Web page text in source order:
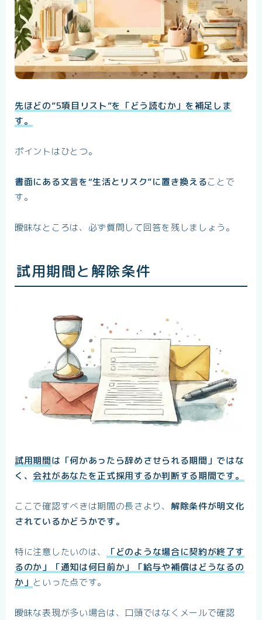
先ほどの”5項目リスト”を「どう読むか」を補足しま
す。
ポイントはひとつ。
書面にある文言を“生活とリスク”に置き換えることで
す。
曖昧なところは、必ず質問して回答を残しましょう。
試用期間と解除条件
試用期間は「何かあったら辞めさせられる期間」ではな
く、会社があなたを正式採用するか判断する期間です。
ここで確認すべきは期間の長さより、 解除条件が明文化
されているかどうかです。
特に注意したいのは、
「どのような場合に契約が終了す
るのか」「通知は何日前か」「給与や補償はどうなるの
か」 といった点です。
曖昧な表現が多い場合は、口頭ではなくメールで確認